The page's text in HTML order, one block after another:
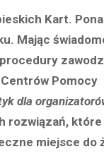
Kart.
Mając
Pomocy
dla
rozwiązań, które
miejsce do